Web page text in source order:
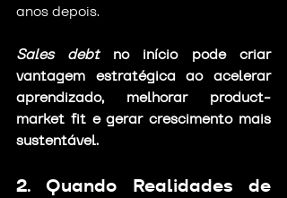
anos depois.
Sales debt no início pode criar
vantagem estratégica ao acelerar
aprendizado, melhorar product-
market fit e gerar crescimento mais
sustentável.